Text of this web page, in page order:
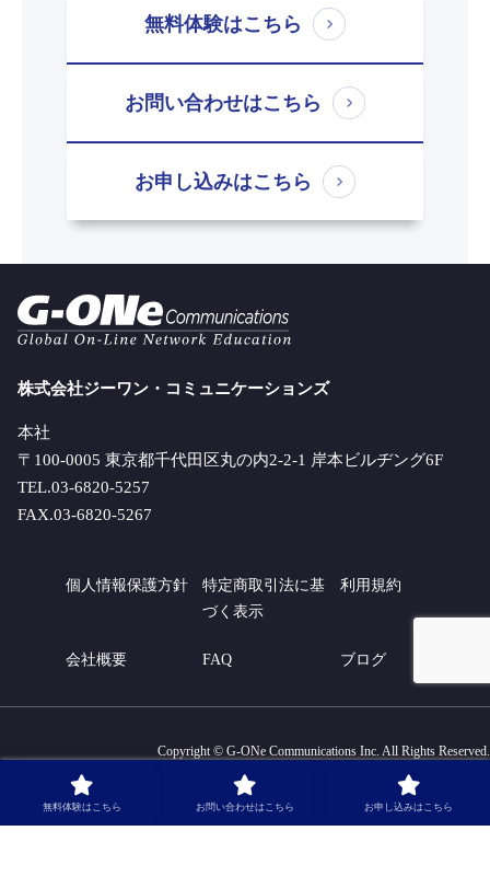
無料体験はこちら
お問い合わせはこちら
お申し込みはこちら
株式会社ジーワン・コミュニケーションズ
本社
〒100-0005 東京都千代田区丸の内2-2-1 岸本ビルヂング6F
TEL.03-6820-5257
FAX.03-6820-5267
個人情報保護方針
特定商取引法に基
づく表示
利用規約
会社概要 FAQ ブログ
Copyright © G-ONe Communications Inc. All Rights Reserved.
無料体験はこちら お問い合わせはこちら お申し込みはこちら